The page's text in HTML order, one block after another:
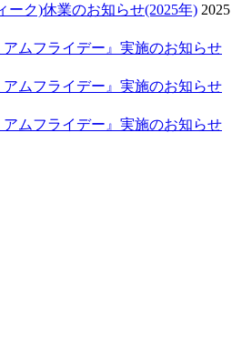
ーク)休業のお知らせ(2025年) 2025
ムフライデー』実施のお知らせ
ムフライデー』実施のお知らせ
アムフライデー』実施のお知らせ